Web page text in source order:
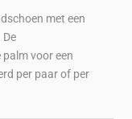
met een
voor een
per paar of per